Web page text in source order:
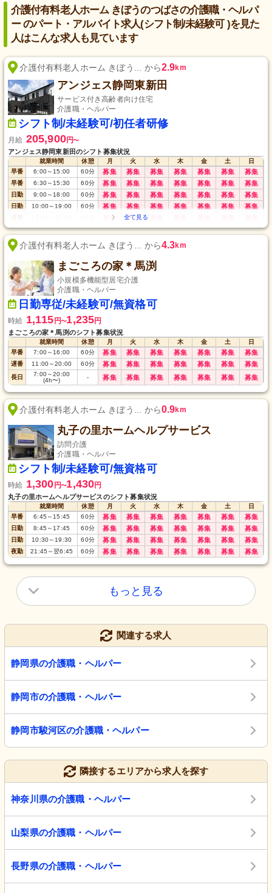
介護付有料老人ホーム きぼうのつばさの介護職・ヘルパ
ー のパート・アルバイト求人(シフト制/未経験可 )を見た
人はこんな求人も見ています
介護付有料老人ホーム きぼう... から2.9km
アンジェス静岡東新田
サービス付き高齢者向け住宅
介護職・ヘルパー
シフト制/未経験可/初任者研修
月給 205,900円〜
アンジェス静岡東新田のシフト募集状況
就業時間 休憩 月 火 水 木 金 土
日
早番
6:00～ 15:00 60分 募集 募集 募集 募集 募集 募集 募集
早番 6:30～ 15:30 60分 募集 募集 募集 募集 募集 募集 募集
日勤 9:00～ 18:00 60分 募集 募集 募集 募集 募集 募集 募集
日勤 10:00～ 19:00 60分 募集 募集 募集 募集 募集 募集 募集
募集 募集
夜勤 17:00～翌9:00 120分 募集 募集 募集 募集 募集 募集 募集
長日
(8h)
60 募集 募集 募集 募集
介護付有料老人ホーム きぼう... から4.3km
まごころの家＊馬渕
小規模多機能型居宅介護
介護職・ヘルパー
日勤専従/未経験可/無資格可
時給 1,115 円〜1,235円
まごころの家＊馬渕のシフト募集状況
就業時間 休憩 月 火 水 木 金 土
日
早番
7:00～ 16:00 60分 募集 募集 募集 募集 募集 募集 募集
遅番 11:00～20:00 60分 募集 募集 募集 募集 募集 募集 募集
長日 7:00～20:00
(4h〜)
- 募集 募集 募集 募集 募集 募集 募集
介護付有料老人ホーム きぼう... から0.9km
丸子の里ホームヘルプサービス
訪問介護
介護職・ヘルパー
シフト制/未経験可/無資格可
時給 1,300 円〜1,430円
丸子の里ホームヘルプサービスのシフト募集状況
就業時間 休憩 月 火 水 木 金 土
日
早番
6:45 ～ 15:45 60分 募集 募集 募集 募集 募集 募集 募集
日勤 8:45 ～ 17:45 60分 募集 募集 募集 募集 募集 募集 募集
日勤 10:30～ 19:30 60分 募集 募集 募集 募集 募集 募集 募集
夜勤 21:45 ～翌6:45 60分 募集 募集 募集 募集 募集 募集 募集
もっと見る
関連する求人
静岡県の介護職・ヘルパー
静岡市の介護職・ヘルパー
静岡市駿河区の介護職・ヘルパー
隣接するエリアから求人を探す
神奈川県の介護職・ヘルパー
山梨県の介護職・ヘルパー
長野県の介護職・ヘルパー